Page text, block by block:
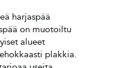
harjaspää
on muotoiltu
alueet
plakkia.